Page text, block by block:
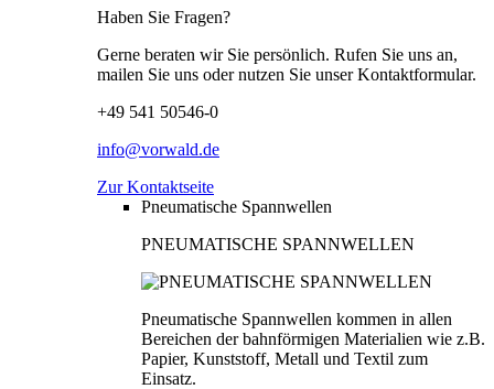
Haben Sie Fragen?
Gerne beraten wir Sie persönlich. Rufen Sie uns an,
mailen Sie uns oder nutzen Sie unser Kontaktformular.
+49 541 50546-0
info@vorwald.de
Zur Kontaktseite
Pneumatische Spannwellen
PNEUMATISCHE SPANNWELLEN
Pneumatische Spannwellen kommen in allen
Bereichen der bahnförmigen Materialien wie z.B.
Papier, Kunststoff, Metall und Textil zum
Einsatz.